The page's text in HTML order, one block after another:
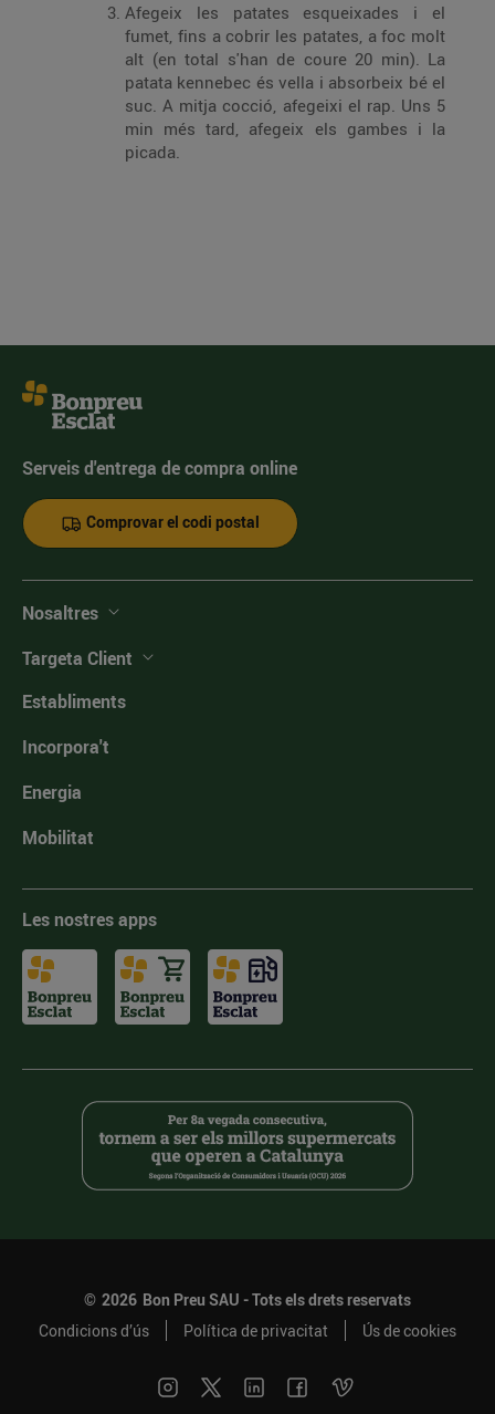
Afegeix les patates esqueixades i el
fumet, fins a cobrir les patates, a foc molt
alt (en total s'han de coure 20 min). La
patata kennebec és vella i absorbeix bé el
suc. A mitja cocció, afegeixi el rap. Uns 5
min més tard, afegeix els gambes i la
picada.
Serveis d'entrega de compra online
Comprovar el codi postal
Nosaltres
Targeta Client
Establiments
Incorpora't
Energia
Mobilitat
Les nostres apps
© 2026 Bon Preu SAU - Tots els drets reservats
Condicions d’ús
Política de privacitat Ús de cookies